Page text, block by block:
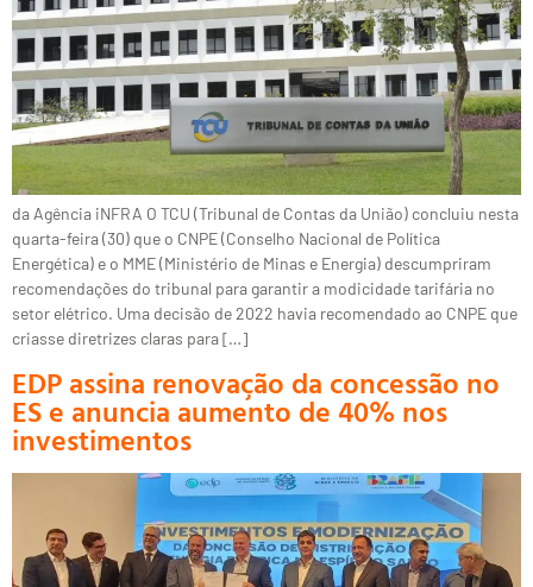
da Agência iNFRA O TCU (Tribunal de Contas da União) concluiu nesta
quarta-feira (30) que o CNPE (Conselho Nacional de Política
Energética) e o MME (Ministério de Minas e Energia) descumpriram
recomendações do tribunal para garantir a modicidade tarifária no
setor elétrico. Uma decisão de 2022 havia recomendado ao CNPE que
criasse diretrizes claras para […]
EDP assina renovação da concessão no
ES e anuncia aumento de 40% nos
investimentos